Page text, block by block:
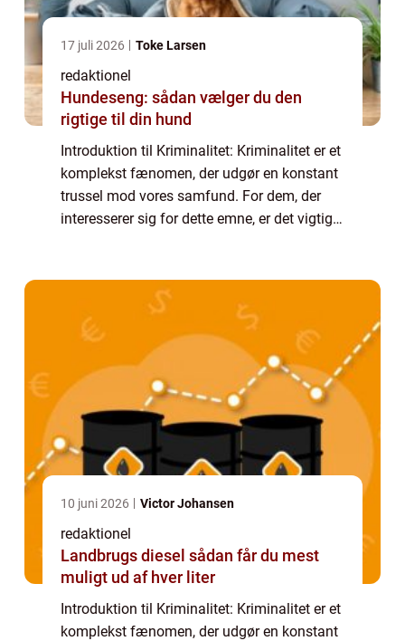
17 juli 2026 Toke Larsen
redaktionel
Hundeseng: sådan vælger du den
rigtige til din hund
Introduktion til Kriminalitet: Kriminalitet er et
komplekst fænomen, der udgør en konstant
trussel mod vores samfund. For dem, der
interesserer sig for dette emne, er det vigtigt
10 juni 2026 Victor Johansen
redaktionel
Landbrugs diesel sådan får du mest
muligt ud af hver liter
Introduktion til Kriminalitet: Kriminalitet er et
komplekst fænomen, der udgør en konstant